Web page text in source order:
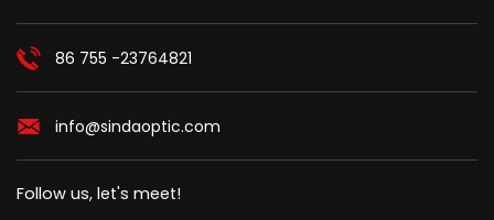
86 755 -23764821
info@sindaoptic.com
Follow us, let's meet!